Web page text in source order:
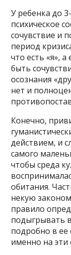
У ребенка до
психическое
сочувствие и
период
что есть «я»,
быть
осознания
нет и
Конечно,
действием, и
самого
чтобы среда
обитания.
некую
правило
подыгрывать
подробно в ее
именно на эти